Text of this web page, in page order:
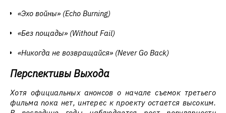
«Эхо войны» (Echo Burning)
«Без пощады» (Without Fail)
«Никогда не возвращайся» (Never Go Back)
Перспективы Выхода
Хотя официальных анонсов о начале съемок третьего
фильма пока нет, интерес к проекту остается высоким.